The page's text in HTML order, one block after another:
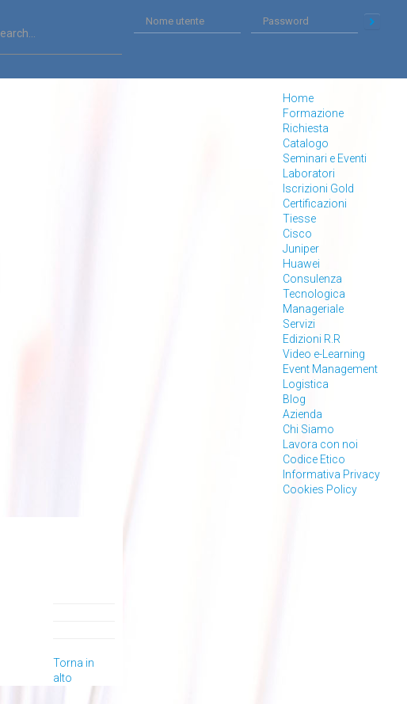
Home
Formazione
Richiesta
Catalogo
Seminari e Eventi
Laboratori
Iscrizioni Gold
Certificazioni
Tiesse
Cisco
Juniper
Huawei
Consulenza
Tecnologica
Manageriale
Servizi
Edizioni R.R
Video e-Learning
Event Management
Logistica
Blog
Azienda
Chi Siamo
Lavora con noi
Codice Etico
Informativa Privacy
Cookies Policy
Torna in
alto